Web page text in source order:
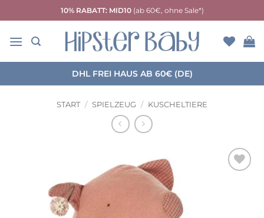
Inhalt
springen
10% RABATT: MID10(ab 60€, ohne Sale*)
DHL FREI HAUS AB 60€ (DE)
START / SPIELZEUG / KUSCHELTIERE